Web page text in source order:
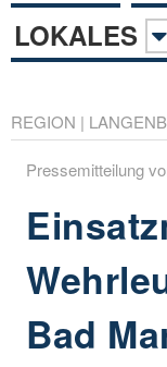
LOKALES
REGION |
Pressemitteilung
Bad